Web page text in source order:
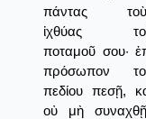
πάντας
ἰχθύας
ποταμοῦ σου·
πρόσωπον
πεδίου πεσῇ,
οὐ μὴ